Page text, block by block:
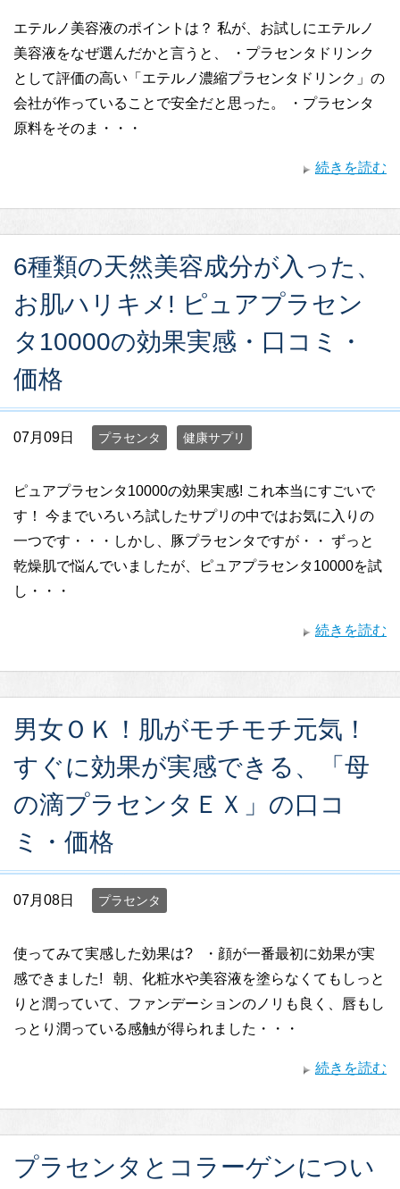
エテルノ美容液のポイントは？ 私が、お試しにエテルノ
美容液をなぜ選んだかと言うと、 ・プラセンタドリンク
として評価の高い「エテルノ濃縮プラセンタドリンク」の
会社が作っていることで安全だと思った。 ・プラセンタ
原料をそのま・・・
続きを読む
6種類の天然美容成分が入った、
お肌ハリキメ! ピュアプラセン
タ10000の効果実感・口コミ・
価格
07月09日 プラセンタ 健康サプリ
ピュアプラセンタ10000の効果実感! これ本当にすごいで
す！ 今までいろいろ試したサプリの中ではお気に入りの
一つです・・・しかし、豚プラセンタですが・・ ずっと
乾燥肌で悩んでいましたが、ピュアプラセンタ10000を試
し・・・
続きを読む
男女ＯＫ！肌がモチモチ元気！
すぐに効果が実感できる、「母
の滴プラセンタＥＸ」の口コ
ミ・価格
07月08日 プラセンタ
使ってみて実感した効果は? ・顔が一番最初に効果が実
感できました! 朝、化粧水や美容液を塗らなくてもしっと
りと潤っていて、ファンデーションのノリも良く、唇もし
っとり潤っている感触が得られました・・・
続きを読む
プラセンタとコラーゲンについ